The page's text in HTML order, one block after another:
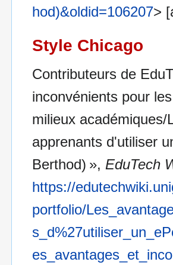
hod)&oldid=106207>
Style Chicago
Contributeurs de
inconvénients pour
milieux
apprenants d'utiliser
Berthod) », EduTech
https://
portfolio/